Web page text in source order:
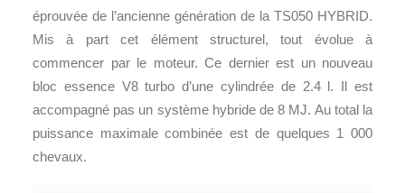
éprouvée de l’ancienne génération de la TS050 HYBRID.
Mis à part cet élément structurel, tout évolue à
commencer par le moteur. Ce dernier est un nouveau
bloc essence V8 turbo d’une cylindrée de 2.4 l. Il est
accompagné pas un système hybride de 8 MJ. Au total la
puissance maximale combinée est de quelques 1 000
chevaux.